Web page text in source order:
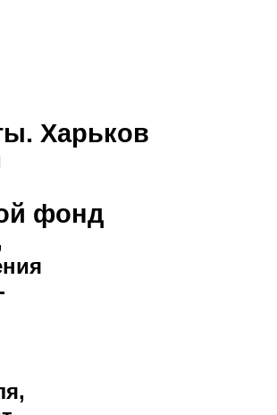
Харьков
фонд